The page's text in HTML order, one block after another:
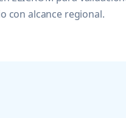
con alcance regional.